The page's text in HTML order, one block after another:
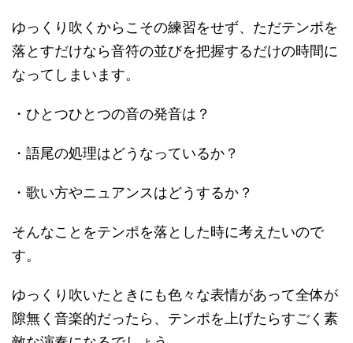
ゆっくり吹くからこその練習をせず、ただテンポを
落とすだけなら音符の並びを把握するだけの時間に
なってしまいます。
・ひとつひとつの音の発音は？
・語尾の処理はどうなっているか？
・歌い方やニュアンスはどうするか？
そんなことをテンポを落とした時に考えたいので
す。
ゆっくり吹いたときにも色々な表情があって全体が
隙無く音楽的だったら、テンポを上げたらすごく素